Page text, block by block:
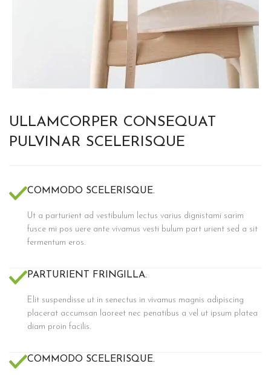
ULLAMCORPER CONSEQUAT
PULVINAR SCELERISQUE
COMMODO SCELERISQUE.
Ut a parturient ad vestibulum lectus varius dignistami sarim
fusce mi pos uere ante vivamus vesti bulum part urient sed a sit
fermentum eros.
PARTURIENT FRINGILLA.
Elit suspendisse ut in senectus in vivamus magnis adipiscing
placerat accumsan laoreet nec penatibus a vel ut ipsum platea
diam proin facilis.
COMMODO SCELERISQUE.